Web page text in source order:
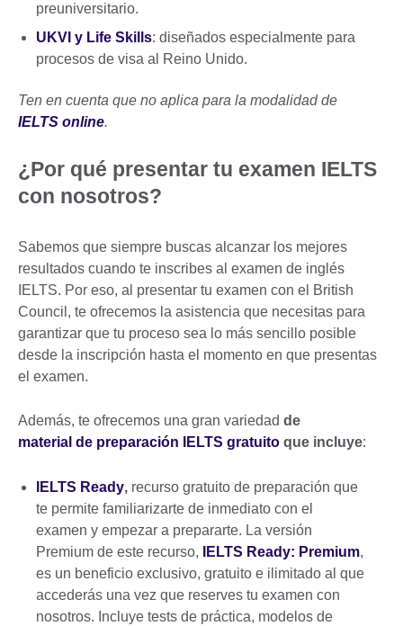
preuniversitario.
UKVI y Life Skills: diseñados especialmente para
procesos de visa al Reino Unido.
Ten en cuenta que no aplica para la modalidad de
IELTS online.
¿Por qué presentar tu examen IELTS
con nosotros?
Sabemos que siempre buscas alcanzar los mejores
resultados cuando te inscribes al examen de inglés
IELTS. Por eso, al presentar tu examen con el British
Council, te ofrecemos la asistencia que necesitas para
garantizar que tu proceso sea lo más sencillo posible
desde la inscripción hasta el momento en que presentas
el examen.
Además, te ofrecemos una gran variedad de
material de preparación IELTS gratuito que incluye:
IELTS Ready, recurso gratuito de preparación que
te permite familiarizarte de inmediato con el
examen y empezar a prepararte. La versión
Premium de este recurso,
IELTS Ready: Premium,
es un beneficio exclusivo, gratuito e ilimitado al que
accederás una vez que reserves tu examen con
nosotros. Incluye tests de práctica, modelos de